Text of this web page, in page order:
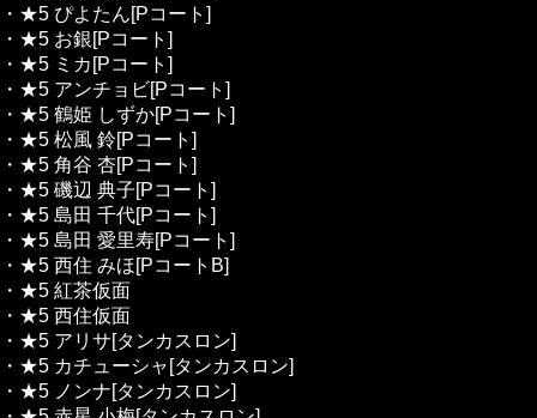
・★5 ぴよたん[Pコート]
・★5 お銀[Pコート]
・★5 ミカ[Pコート]
・★5 アンチョビ[Pコート]
・★5 鶴姫 しずか[Pコート]
・★5 松風 鈴[Pコート]
・★5 角谷 杏[Pコート]
・★5 磯辺 典子[Pコート]
・★5 島田 千代[Pコート]
・★5 島田 愛里寿[Pコート]
・★5 西住 みほ[PコートB]
・★5 紅茶仮面
・★5 西住仮面
・★5 アリサ[タンカスロン]
・★5 カチューシャ[タンカスロン]
・★5 ノンナ[タンカスロン]